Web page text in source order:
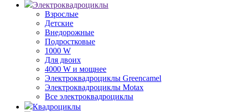
Электроквадроциклы
Взрослые
Детские
Внедорожные
Подростковые
1000 W
Для двоих
4000 W и мощнее
Электроквадроциклы Greencamel
Электроквадроциклы Motax
Все электроквадроциклы
Квадроциклы